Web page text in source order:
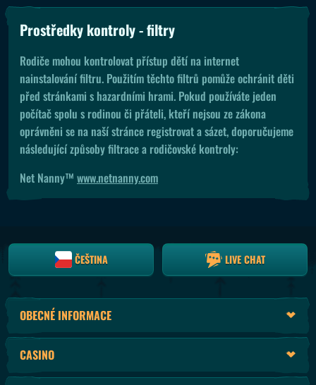
Prostředky kontroly - filtry
Rodiče mohou kontrolovat přístup dětí na internet
nainstalování filtru. Použitím těchto filtrů pomůže ochránit děti
před stránkami s hazardními hrami. Pokud používáte jeden
počítač spolu s rodinou či přáteli, kteří nejsou ze zákona
oprávněni se na naší stránce registrovat a sázet, doporučujeme
následující způsoby filtrace a rodičovské kontroly:
Net Nanny™ www.netnanny.com
ČEŠTINA LIVE CHAT
OBECNÉ INFORMACE
CASINO